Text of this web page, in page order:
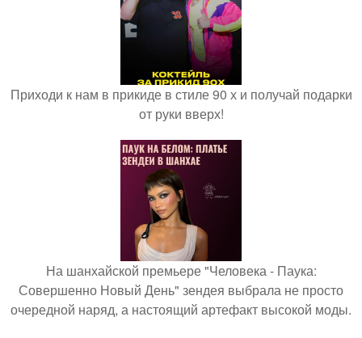
Приходи к нам в прикиде в стиле 90 х и получай подарки
от руки вверх!
На шанхайской премьере "Человека - Паука:
Совершенно Новый День" зендея выбрала не просто
очередной наряд, а настоящий артефакт высокой моды.